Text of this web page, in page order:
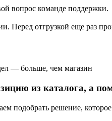
вопрос команде поддержки.
Перед отгрузкой еще раз
— больше, чем магазин
из каталога, а
подобрать решение,